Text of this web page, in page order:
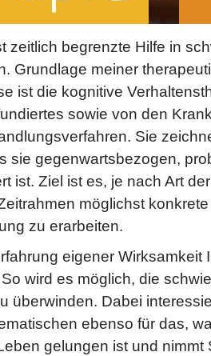
zeitlich begrenzte Hilfe in
Grundlage meiner
ist die kognitive
sowie von den
Sie
sie gegenwartsbezogen,
ist. Ziel ist es, je nach Art
möglichst
zu erarbeiten.
eigener Wirksamkeit
wird es möglich, die
überwinden. Dabei
ebenso für das,
gelungen ist und nimmt